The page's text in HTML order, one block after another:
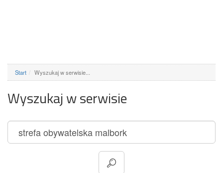
Start Wyszukaj w serwisie...
Wyszukaj w serwisie